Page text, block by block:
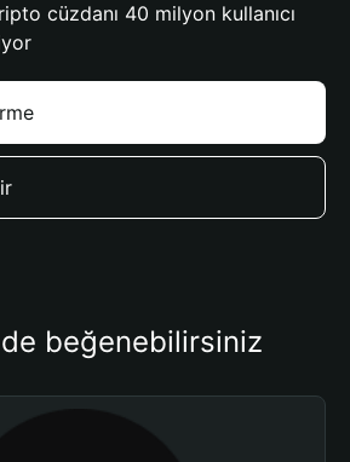
cüzdanı 40 milyon kullanıcı
beğenebilirsiniz